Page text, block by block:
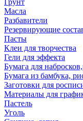
Грунт
Масла
Разбавители
Резервирующие
Пасты
Клеи для творчества
Гели для эффекта
Бумага для
Бумага из бамбука,
Заготовки для
Материалы для
Пастель
Уголь